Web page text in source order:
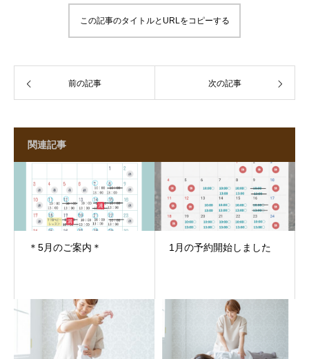
この記事のタイトルとURLをコピーする
前の記事 次の記事
関連記事
＊5月のご案内＊ 1月の予約開始しました